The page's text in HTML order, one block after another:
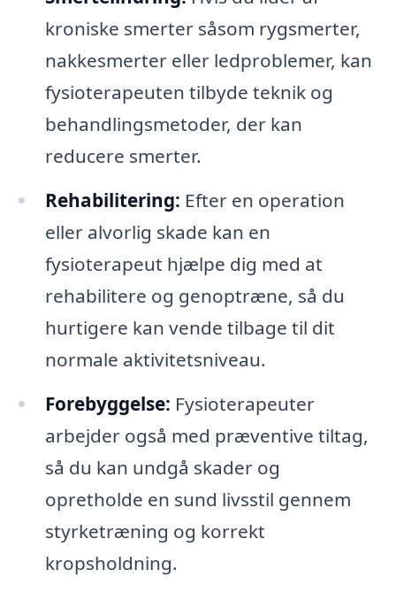
kroniske smerter såsom rygsmerter,
nakkesmerter eller ledproblemer, kan
fysioterapeuten tilbyde teknik og
behandlingsmetoder, der kan
reducere smerter.
Rehabilitering: Efter en operation
eller alvorlig skade kan en
fysioterapeut hjælpe dig med at
rehabilitere og genoptræne, så du
hurtigere kan vende tilbage til dit
normale aktivitetsniveau.
Forebyggelse: Fysioterapeuter
arbejder også med præventive tiltag,
så du kan undgå skader og
opretholde en sund livsstil gennem
styrketræning og korrekt
kropsholdning.